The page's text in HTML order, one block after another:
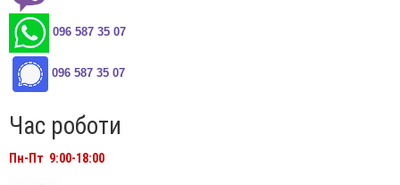
096 587 35 07
096 587 35 07
Час роботи
Пн-Пт 9:00-18:00